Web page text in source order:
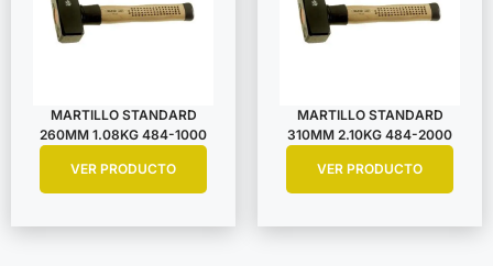
MARTILLO STANDARD
260MM 1.08KG 484-1000
VER PRODUCTO
MARTILLO STANDARD
310MM 2.10KG 484-2000
VER PRODUCTO